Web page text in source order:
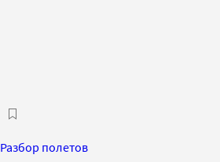
Разбор полетов